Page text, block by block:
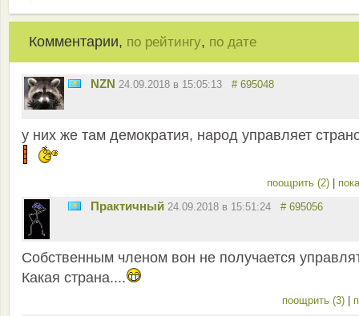
Комментарии, по рейтингу, по дате
NZN 24.09.2018 в 15:05:13 # 695048
у них же там демократия, народ управляет
поощрить (2)
Практичный 24.09.2018 в 15:51:24 # 695056
Собственным членом вон не получается
Какая страна....
поощрить (3)